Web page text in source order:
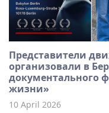
Представители
организовали в
документального
жизни»
10 April 2026